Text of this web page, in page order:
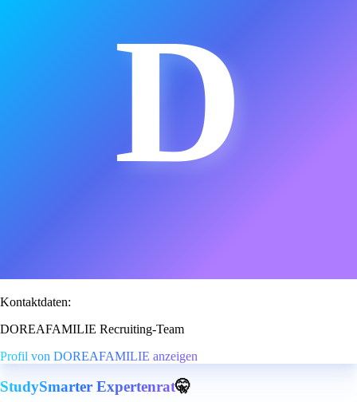
D
Kontaktdaten:
DOREAFAMILIE Recruiting-Team
Profil von DOREAFAMILIE anzeigen
StudySmarter Expertenrat🤫